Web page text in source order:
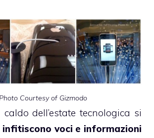
Photo Courtesy of Gizmodo
dell’estate tecnologica si
infitiscono voci e informazioni